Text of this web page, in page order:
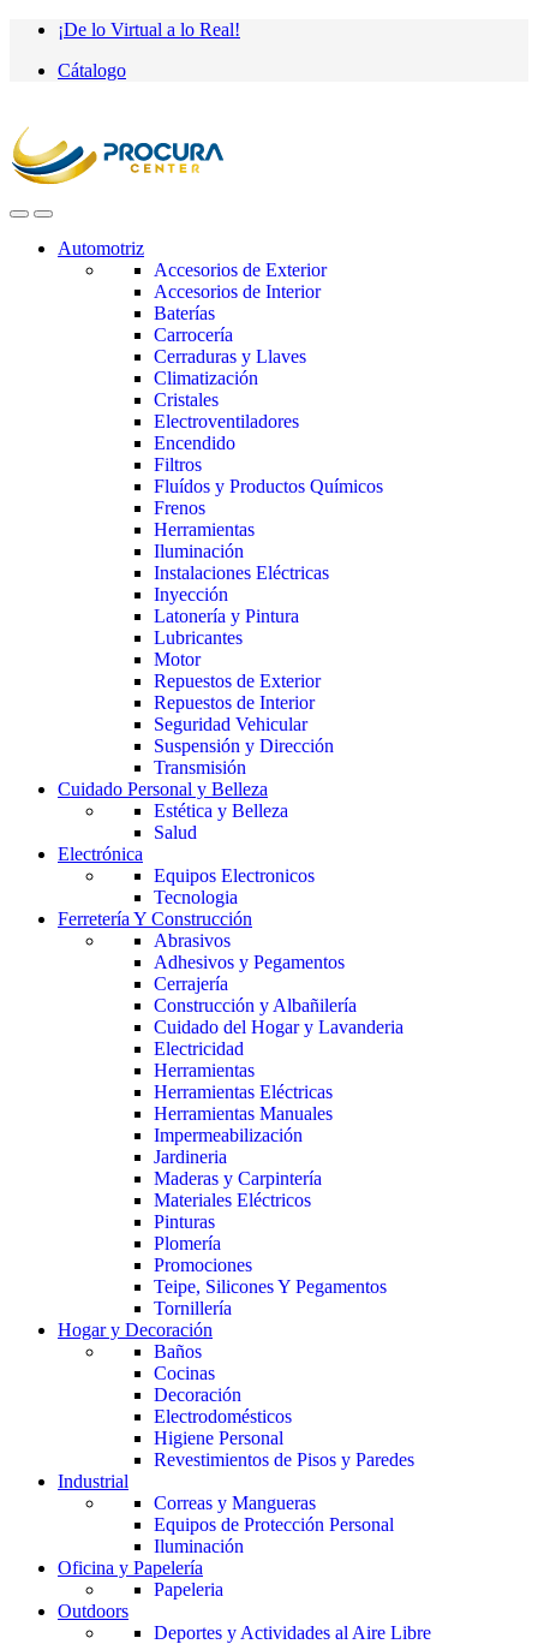
Saltar
navegación
saltar
contenido
¡De lo Virtual a lo Real!
Cátalogo
Automotriz
Accesorios de Exterior
Accesorios de Interior
Baterías
Carrocería
Cerraduras y Llaves
Climatización
Cristales
Electroventiladores
Encendido
Filtros
Fluídos y Productos Químicos
Frenos
Herramientas
Iluminación
Instalaciones Eléctricas
Inyección
Latonería y Pintura
Lubricantes
Motor
Repuestos de Exterior
Repuestos de Interior
Seguridad Vehicular
Suspensión y Dirección
Transmisión
Cuidado Personal y Belleza
Estética y Belleza
Salud
Electrónica
Equipos Electronicos
Tecnologia
Ferretería Y Construcción
Abrasivos
Adhesivos y Pegamentos
Cerrajería
Construcción y Albañilería
Cuidado del Hogar y Lavanderia
Electricidad
Herramientas
Herramientas Eléctricas
Herramientas Manuales
Impermeabilización
Jardineria
Maderas y Carpintería
Materiales Eléctricos
Pinturas
Plomería
Promociones
Teipe, Silicones Y Pegamentos
Tornillería
Hogar y Decoración
Baños
Cocinas
Decoración
Electrodomésticos
Higiene Personal
Revestimientos de Pisos y Paredes
Industrial
Correas y Mangueras
Equipos de Protección Personal
Iluminación
Oficina y Papelería
Papeleria
Outdoors
Deportes y Actividades al Aire Libre